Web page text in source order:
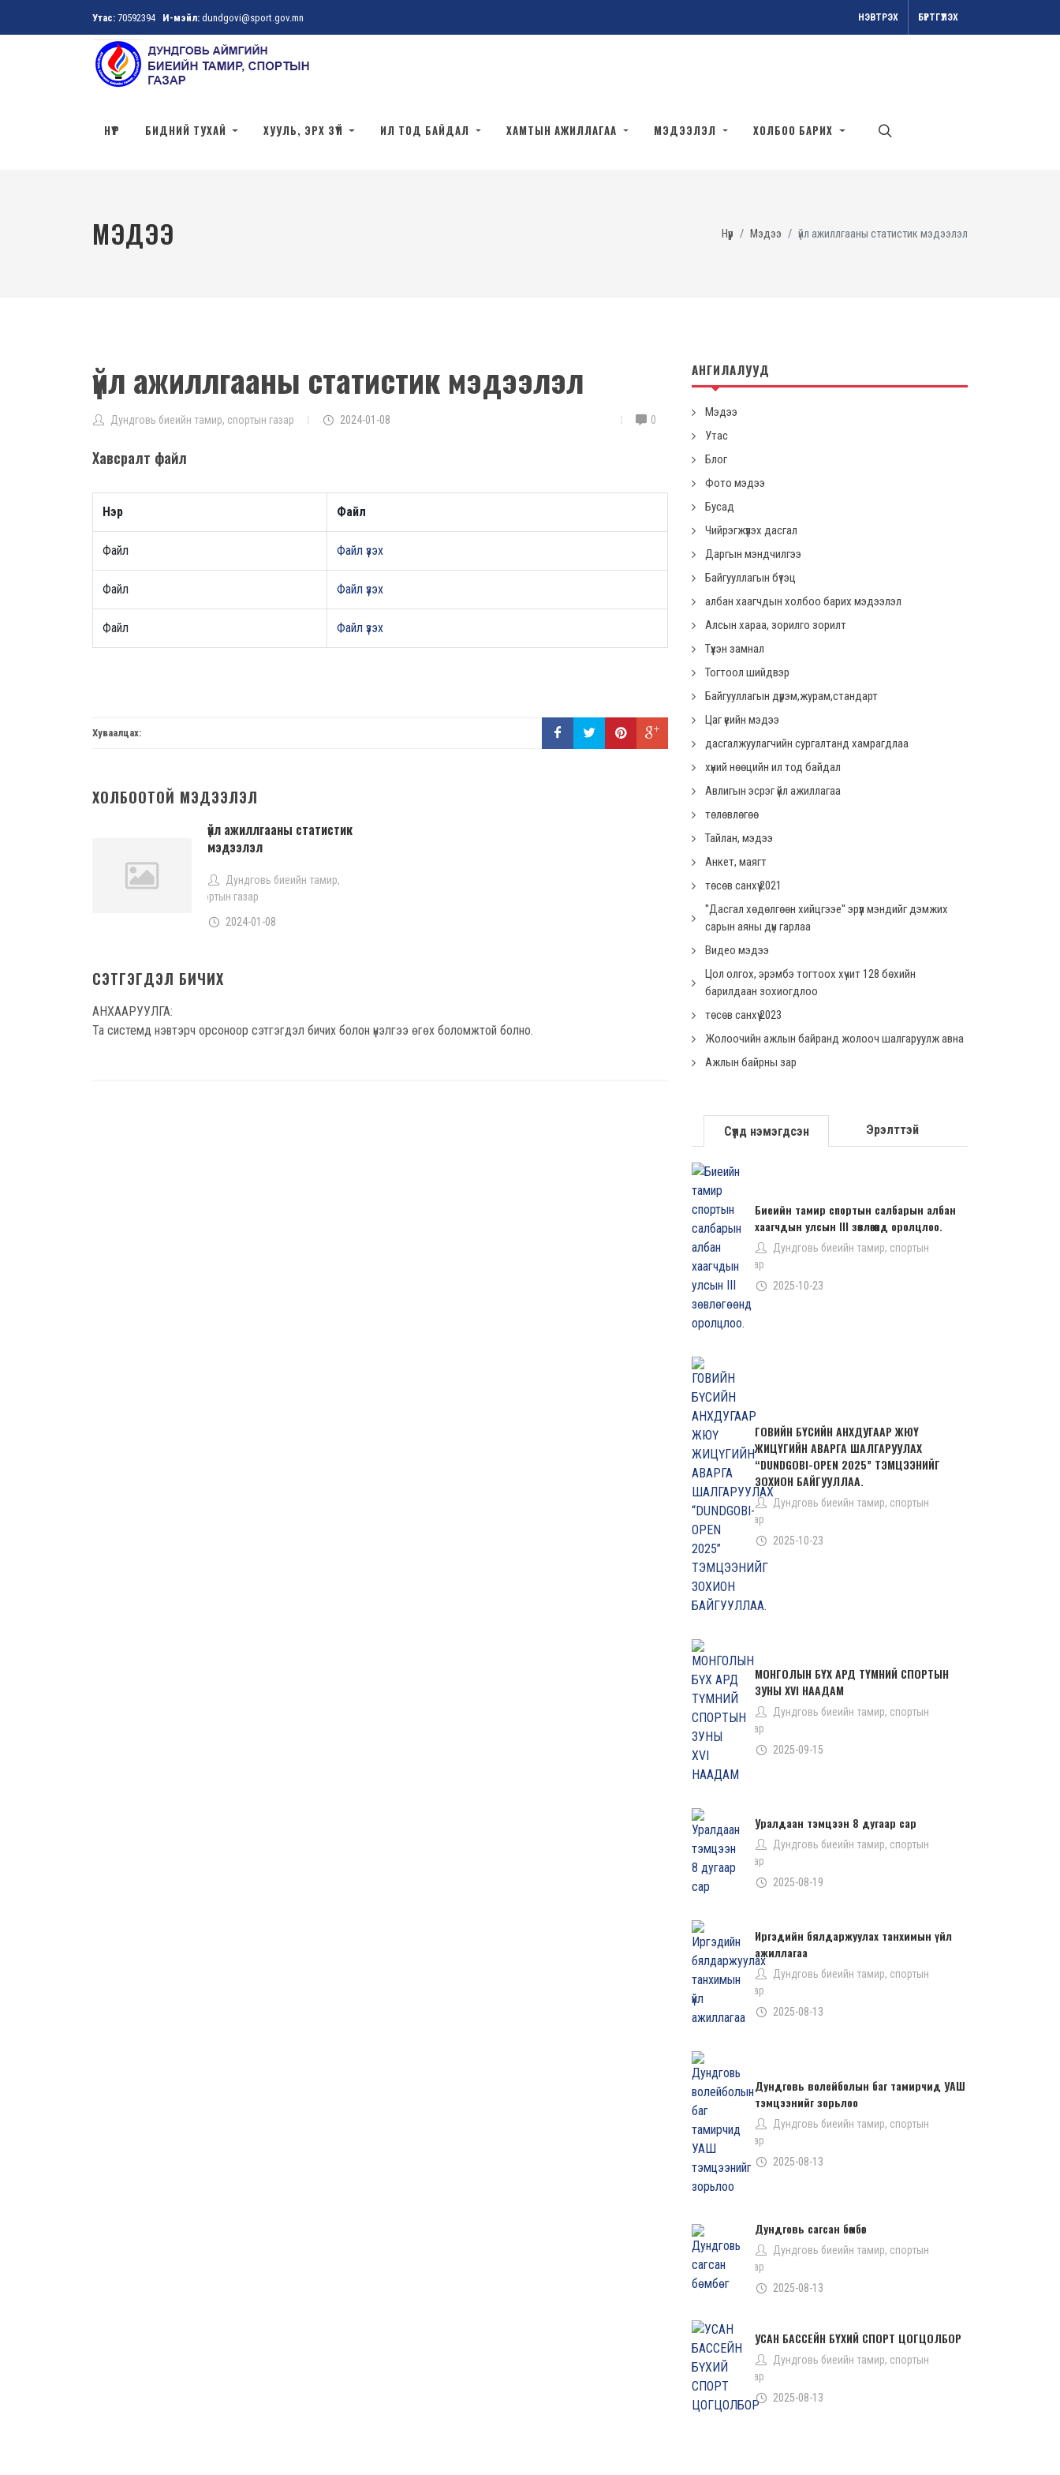
Утас: 70592394 И-мэйл: dundgovi@sport.gov.mn НЭВТРЭХ БҮРТГҮҮЛЭХ
НҮҮР БИДНИЙ ТУХАЙ ХУУЛЬ, ЭРХ ЗҮЙ ИЛ ТОД БАЙДАЛ ХАМТЫН АЖИЛЛАГАА МЭДЭЭЛЭЛ ХОЛБОО БАРИХ
МЭДЭЭ Нүүр Мэдээ үйл ажиллгааны статистик мэдээлэл
үйл ажиллгааны статистик мэдээлэл
Дундговь биеийн тамир, спортын газар 2024-01-08 0
Хавсралт файл
Нэр Файл
Файл Файл үзэх
Файл Файл үзэх
Файл Файл үзэх
Хуваалцах:
ХОЛБООТОЙ МЭДЭЭЛЭЛ
үйл ажиллгааны статистик
мэдээлэл
Дундговь биеийн тамир,
спортын газар
2024-01-08
СЭТГЭГДЭЛ БИЧИХ
АНХААРУУЛГА:
Та системд нэвтэрч орсоноор сэтгэгдэл бичих болон үнэлгээ өгөх боломжтой болно.
АНГИЛАЛУУД
Мэдээ
Утас
Блог
Фото мэдээ
Бусад
Чийрэгжүүлэх дасгал
Даргын мэндчилгээ
Байгууллагын бүтэц
албан хаагчдын холбоо барих мэдээлэл
Алсын хараа, зорилго зорилт
Түүхэн замнал
Тогтоол шийдвэр
Байгууллагын дүрэм,журам,стандарт
Цаг үеийн мэдээ
дасгалжуулагчийн сургалтанд хамрагдлаа
хүний нөөцийн ил тод байдал
Авлигын эсрэг үйл ажиллагаа
төлөвлөгөө
Тайлан, мэдээ
Анкет, маягт
төсөв санхүү 2021
''Дасгал хөдөлгөөн хийцгээе'' эрүүл мэндийг дэмжих
сарын аяны дүн гарлаа
Видео мэдээ
Цол олгох, эрэмбэ тогтоох хүчит 128 бөхийн
барилдаан зохиогдлоо
төсөв санхүү 2023
Жолоочийн ажлын байранд жолооч шалгаруулж авна
Ажлын байрны зар
Сүүлд нэмэгдсэн Эрэлттэй
Биеийн тамир спортын салбарын албан
хаагчдын улсын III зөвлөгөөнд оролцлоо.
Дундговь биеийн тамир, спортын
газар
2025-10-23
ГОВИЙН БҮСИЙН АНХДУГААР ЖЮҮ
ЖИЦҮГИЙН АВАРГА ШАЛГАРУУЛАХ
“DUNDGOBI-OPEN 2025” ТЭМЦЭЭНИЙГ
ЗОХИОН БАЙГУУЛЛАА.
Дундговь биеийн тамир, спортын
газар
2025-10-23
МОНГОЛЫН БҮХ АРД ТҮМНИЙ СПОРТЫН
ЗУНЫ XVI НААДАМ
Дундговь биеийн тамир, спортын
газар
2025-09-15
Уралдаан тэмцээн 8 дугаар сар
Дундговь биеийн тамир, спортын
газар
2025-08-19
Иргэдийн бялдаржуулах танхимын үйл
ажиллагаа
Дундговь биеийн тамир, спортын
газар
2025-08-13
Дундговь волейболын баг тамирчид УАШ
тэмцээнийг зорьлоо
Дундговь биеийн тамир, спортын
газар
2025-08-13
Дундговь сагсан бөмбөг
Дундговь биеийн тамир, спортын
газар
2025-08-13
УСАН БАССЕЙН БҮХИЙ СПОРТ ЦОГЦОЛБОР
Дундговь биеийн тамир, спортын
газар
2025-08-13